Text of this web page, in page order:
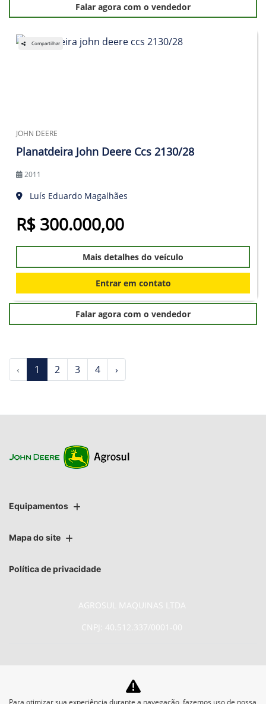
Falar agora com o vendedor
Compartilhar
JOHN DEERE
Planatdeira John Deere Ccs 2130/28
2011
Luís Eduardo Magalhães
R$ 300.000,00
Mais detalhes do veículo
Entrar em contato
Falar agora com o vendedor
‹ 1 2 3 4 ›
Equipamentos
Mapa do site
Política de privacidade
AGROSUL MAQUINAS LTDA
CNPJ: 40.512.337/0001-00
No trânsito, enxergar o outro
Para otimizar sua experiência durante a navegação, fazemos uso de nossa